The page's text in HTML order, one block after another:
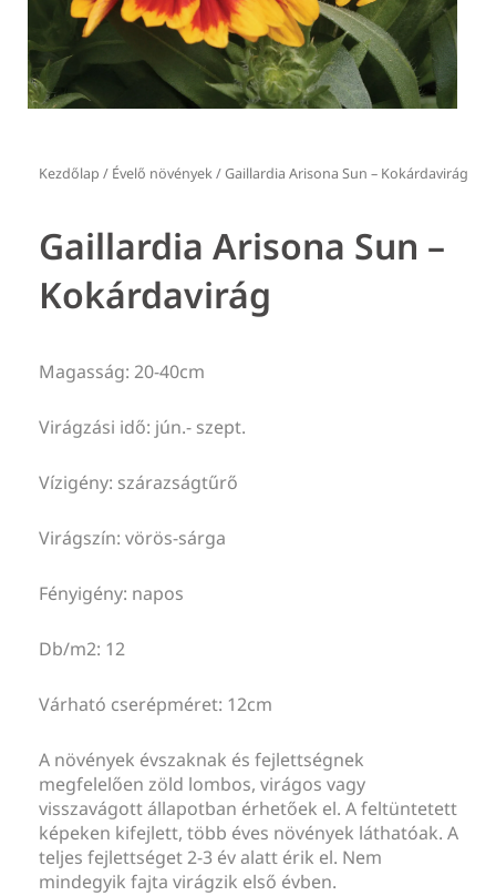
Kezdőlap / Évelő növények/ Gaillardia Arisona Sun – Kokárdavirág
Gaillardia Arisona Sun –
Kokárdavirág
Magasság: 20-40cm
Virágzási idő: jún.- szept.
Vízigény: szárazságtűrő
Virágszín: vörös-sárga
Fényigény: napos
Db/m2: 12
Várható cserépméret: 12cm
A növények évszaknak és fejlettségnek
megfelelően zöld lombos, virágos vagy
visszavágott állapotban érhetőek el. A feltüntetett
képeken kifejlett, több éves növények láthatóak. A
teljes fejlettséget 2-3 év alatt érik el. Nem
mindegyik fajta virágzik első évben.